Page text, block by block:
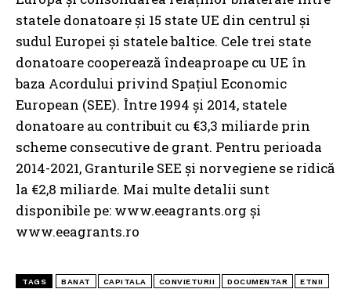
statele donatoare și 15 state UE din centrul și
sudul Europei și statele baltice. Cele trei state
donatoare cooperează îndeaproape cu UE în
baza Acordului privind Spațiul Economic
European (SEE). Între 1994 și 2014, statele
donatoare au contribuit cu €3,3 miliarde prin
scheme consecutive de grant. Pentru perioada
2014-2021, Granturile SEE și norvegiene se ridică
la €2,8 miliarde. Mai multe detalii sunt
disponibile pe: www.eeagrants.org și
www.eeagrants.ro
TAGS BANAT CAPITALA CONVIETURII DOCUMENTAR ETNII